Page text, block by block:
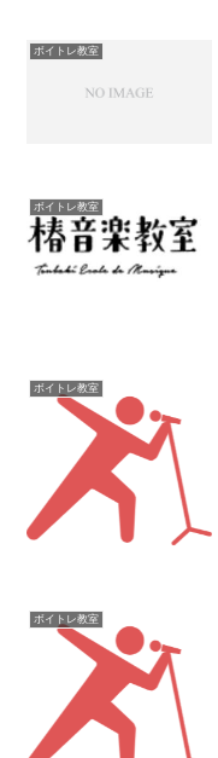
ボイトレ教室
ボイトレ教室
ボイトレ教室
ボイトレ教室